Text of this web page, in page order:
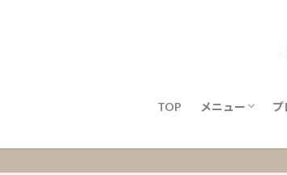
TOP メニュー プ